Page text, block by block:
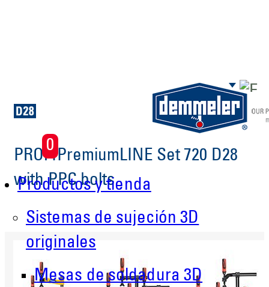
Saltar al contenido principal
0
Productos y tienda
Sistemas de sujeción 3D
originales
Mesas de soldadura 3D
PROFIPremiumLINE Set 720 D28
with PPC bolts